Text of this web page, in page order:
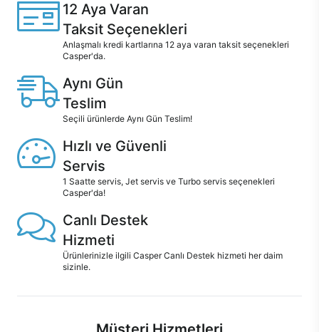
12 Aya Varan
Taksit Seçenekleri
Anlaşmalı kredi kartlarına 12 aya varan taksit seçenekleri
Casper'da.
Aynı Gün
Teslim
Seçili ürünlerde Aynı Gün Teslim!
Hızlı ve Güvenli
Servis
1 Saatte servis, Jet servis ve Turbo servis seçenekleri
Casper'da!
Canlı Destek
Hizmeti
Ürünlerinizle ilgili Casper Canlı Destek hizmeti her daim
sizinle.